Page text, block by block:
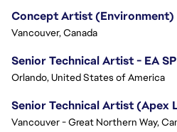
Concept Artist (Environment)
Vancouver, Canada
Senior Technical Artist - EA
Orlando, United States of America
Senior Technical Artist (Apex
Vancouver - Great Northern Way,